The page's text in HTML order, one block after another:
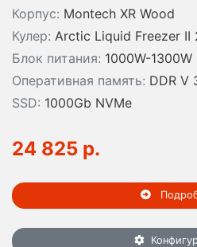
Корпус: Montech XR Wood
Кулер: Arctic Liquid Freezer II
Блок питания: 1000W-1300W
Оперативная память: DDR V
SSD: 1000Gb NVMe
24 825 р.